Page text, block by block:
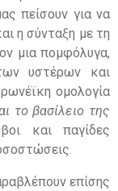
πείσουν για να
η σύνταξη με τη
μια πομφόλυγα,
υστέρων και
ομολογία
το βασίλειο της
και παγίδες
επίσης